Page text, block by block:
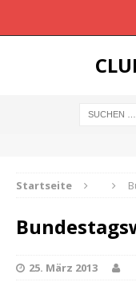
Startseite
25. März 2013